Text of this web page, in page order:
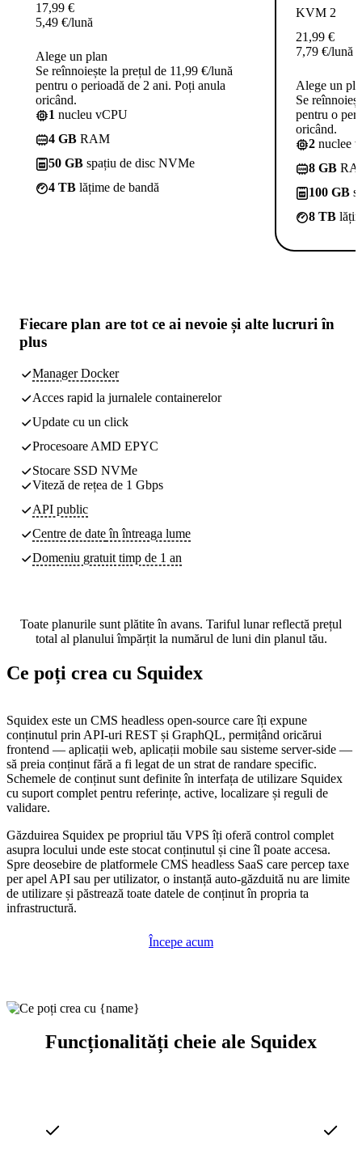
17,99 €
5,49 €/lună
Alege un plan
Se reînnoiește la prețul de 11,99 €/lună
pentru o perioadă de 2 ani. Poți anula
oricând.
1 nucleu vCPU
4 GB RAM
50 GB spațiu de disc NVMe
4 TB lățime de bandă
KVM 2
21,99 €
7,79 €/lună
Alege un
Se
pentru o
oricând.
2 nuclee
8 GB
100 GB
8 TB
Fiecare plan are tot ce ai nevoie și alte lucruri în
plus
Manager Docker
Acces rapid la jurnalele containerelor
Update cu un click
Procesoare AMD EPYC
Stocare SSD NVMe
Viteză de rețea de 1 Gbps
API public
Centre de dateîn întreaga lume
Domeniu gratuit timp de 1 an
Toate planurile sunt plătite în avans. Tariful lunar reflectă prețul
total al planului împărțit la numărul de luni din planul tău.
Ce poți crea cu Squidex
Squidex este un CMS headless open-source care îți expune
conținutul prin API-uri REST și GraphQL, permițând oricărui
frontend — aplicații web, aplicații mobile sau sisteme server-side —
să preia conținut fără a fi legat de un strat de randare specific.
Schemele de conținut sunt definite în interfața de utilizare Squidex
cu suport complet pentru referințe, active, localizare și reguli de
validare.
Găzduirea Squidex pe propriul tău VPS îți oferă control complet
asupra locului unde este stocat conținutul și cine îl poate accesa.
Spre deosebire de platformele CMS headless SaaS care percep taxe
per apel API sau per utilizator, o instanță auto-găzduită nu are limite
de utilizare și păstrează toate datele de conținut în propria ta
infrastructură.
Începe acum
Funcționalități cheie ale Squidex